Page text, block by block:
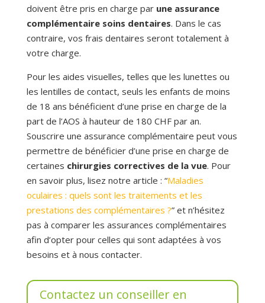
doivent être pris en charge par une assurance
complémentaire soins dentaires. Dans le cas
contraire, vos frais dentaires seront totalement à
votre charge.
Pour les aides visuelles, telles que les lunettes ou
les lentilles de contact, seuls les enfants de moins
de 18 ans bénéficient d’une prise en charge de la
part de l’AOS à hauteur de 180 CHF par an.
Souscrire une assurance complémentaire peut vous
permettre de bénéficier d’une prise en charge de
certaines chirurgies correctives de la vue. Pour
en savoir plus, lisez notre article : “Maladies
oculaires : quels sont les traitements et les
prestations des complémentaires ?” et n’hésitez
pas à comparer les assurances complémentaires
afin d’opter pour celles qui sont adaptées à vos
besoins et à nous contacter.
Contactez un conseiller en